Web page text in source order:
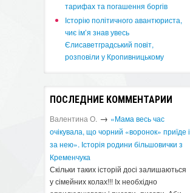
тарифах та погашення боргів
Історію політичного авантюриста,
чиє ім’я знав увесь
Єлисаветградський повіт,
розповіли у Кропивницькому
ПОСЛЕДНИЕ КОММЕНТАРИИ
Валентина О. → «Мама весь час
очікувала, що чорний «воронок» приїде і
за нею». Історія родини більшовички з
Кременчука
Скільки таких історій досі залишаються
у сімейних колах!!! Іх необхідно